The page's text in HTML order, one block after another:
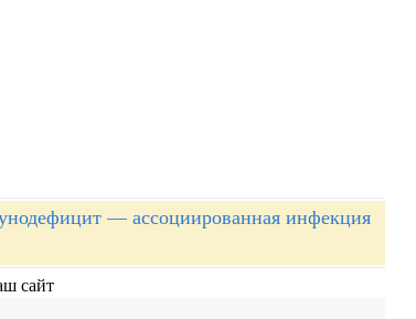
— ассоциированная инфекция
сайт